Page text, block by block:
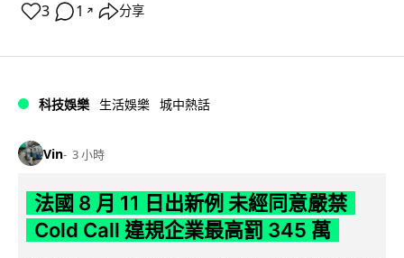
3 1 ↗ 分享
科技娛樂 生活娛樂 城中熱話
Vin 3 小時
法國 8 月 11 日出新例 未經同意嚴禁
Cold Call 違規企業最高罰 345 萬